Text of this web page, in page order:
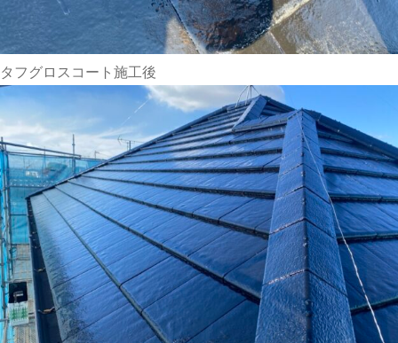
タフグロスコート施工後